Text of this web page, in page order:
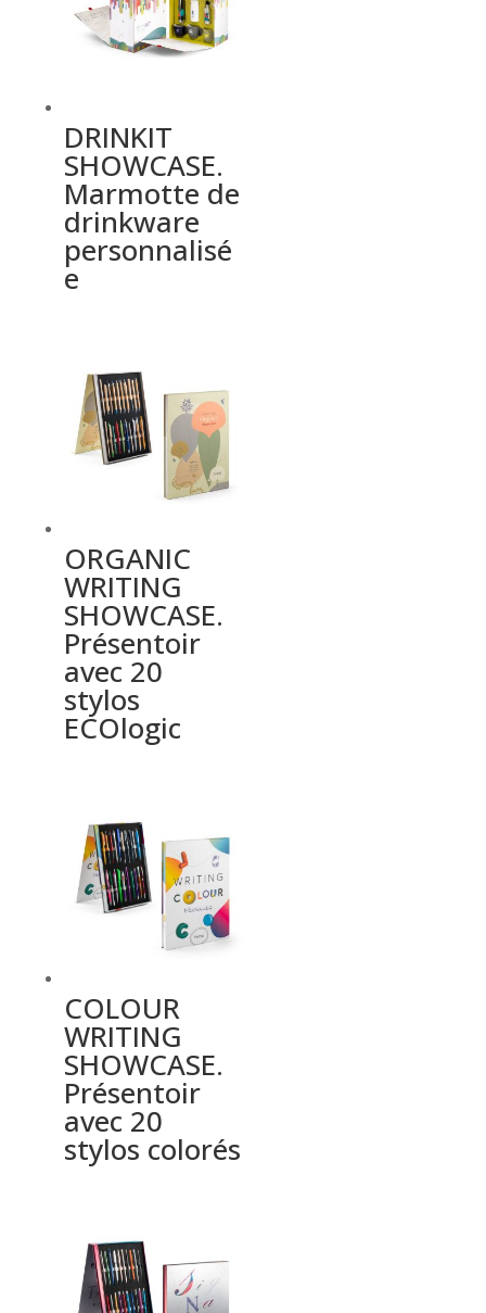
DRINKIT
SHOWCASE.
Marmotte de
drinkware
personnalisé
e
ORGANIC
WRITING
SHOWCASE.
Présentoir
avec 20
stylos
ECOlogic
COLOUR
WRITING
SHOWCASE.
Présentoir
avec 20
stylos colorés